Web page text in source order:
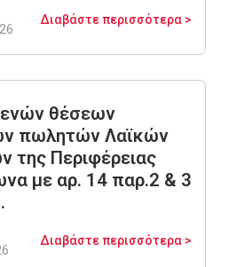
Διαβάστε περισσότερα >
θέσεων
πωλητών Λαϊκών
της Περιφέρειας
με αρ. 14 παρ.2 & 3
Διαβάστε περισσότερα >